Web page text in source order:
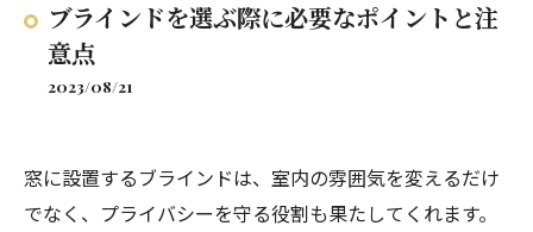
ブラインドを選ぶ際に必要なポイントと注
意点
2023/08/21
窓に設置するブラインドは、室内の雰囲気を変えるだけ
でなく、プライバシーを守る役割も果たしてくれます。